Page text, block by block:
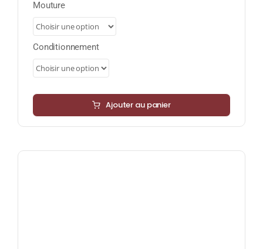
à
39,80 €
Mouture
Conditionnement
Ajouter au panier